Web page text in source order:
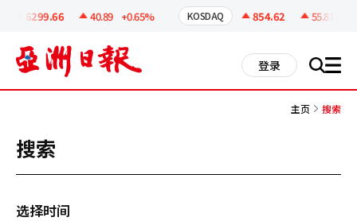
6299.66 40.89 +0.65% KOSDAQ 854.62 55.81
登录 搜 all
主页 搜索
搜索
选择时间